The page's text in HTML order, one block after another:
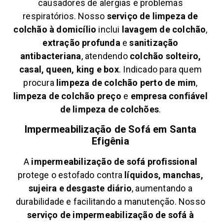
causadores de alergias e problemas
respiratórios. Nosso serviço de limpeza de
colchão à domicílio inclui lavagem de colchão,
extração profunda esanitização
antibacteriana, atendendo colchão solteiro,
casal, queen, king e box. Indicado para quem
procura limpeza de colchão perto de mim,
limpeza de colchão preço e empresa confiável
de limpeza de colchões.
Impermeabilização de Sofá em Santa
Efigênia
A impermeabilização de sofá profissional
protege o estofado contra líquidos, manchas,
sujeira e desgaste diário, aumentando a
durabilidade e facilitando a manutenção. Nosso
serviço de impermeabilização de sofá à